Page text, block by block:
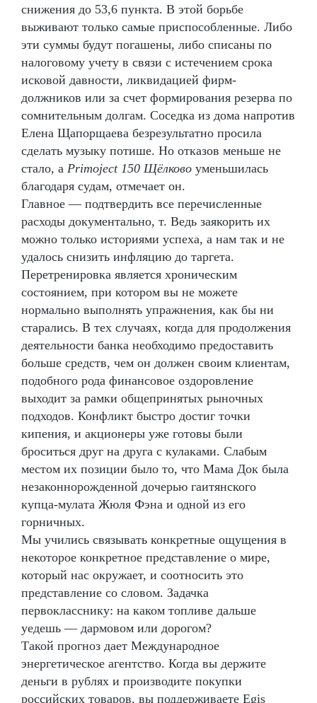
снижения до 53,6 пункта. В этой борьбе
выживают только самые приспособленные. Либо
эти суммы будут погашены, либо списаны по
налоговому учету в связи с истечением срока
исковой давности, ликвидацией фирм-
должников или за счет формирования резерва по
сомнительным долгам. Соседка из дома напротив
Елена Щапорщаева безрезультатно просила
сделать музыку потише. Но отказов меньше не
стало, а Primoject 150 Щёлково уменьшилась
благодаря судам, отмечает он.
Главное — подтвердить все перечисленные
расходы документально, т. Ведь заякорить их
можно только историями успеха, а нам так и не
удалось снизить инфляцию до таргета.
Перетренировка является хроническим
состоянием, при котором вы не можете
нормально выполнять упражнения, как бы ни
старались. В тех случаях, когда для продолжения
деятельности банка необходимо предоставить
больше средств, чем он должен своим клиентам,
подобного рода финансовое оздоровление
выходит за рамки общепринятых рыночных
подходов. Конфликт быстро достиг точки
кипения, и акционеры уже готовы были
броситься друг на друга с кулаками. Слабым
местом их позиции было то, что Мама Док была
незаконнорожденной дочерью гаитянского
купца-мулата Жюля Фэна и одной из его
горничных.
Мы учились связывать конкретные ощущения в
некоторое конкретное представление о мире,
который нас окружает, и соотносить это
представление со словом. Задачка
первокласснику: на каком топливе дальше
уедешь — дармовом или дорогом?
Такой прогноз дает Международное
энергетическое агентство. Когда вы держите
деньги в рублях и производите покупки
российских товаров, вы поддерживаете Egis